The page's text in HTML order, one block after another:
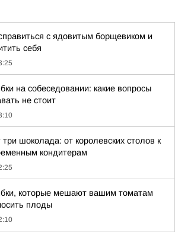
с ядовитым борщевиком и
себя
на собеседовании: какие вопросы
не стоит
три шоколада: от королевских столов к
кондитерам
которые мешают вашим томатам
плоды